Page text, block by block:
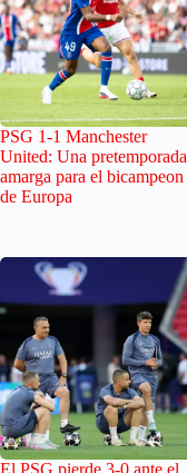
PSG 1-1 Manchester
United: Una pretemporada
amarga para el bicampeon
de Europa
El PSG pierde 3-0 ante el